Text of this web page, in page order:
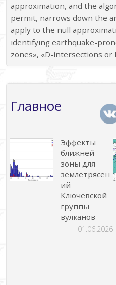
approximation, and the
permit, narrows down the
apply to the null
identifying earthquake-
zones», «D-intersections or
Главное
Эффекты
ближней
зоны для
землетрясен
ий
Ключевской
группы
вулканов
01.06.2026